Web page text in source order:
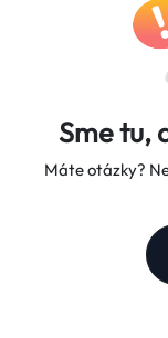
Sme tu,
Máte otázky?